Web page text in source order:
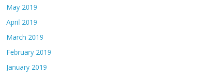
May 2019
April 2019
March 2019
February 2019
January 2019